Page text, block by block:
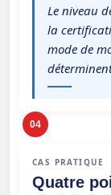
Le niveau
la
mode de
04
CAS PRATIQUE
Quatre